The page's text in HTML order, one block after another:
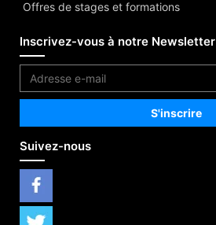
Offres de stages et formations
Inscrivez-vous à notre Newsletter
Suivez-nous